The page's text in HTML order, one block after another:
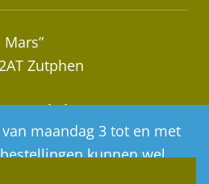
maandag 3 tot en met
kunnen wel
worden vanaf
Zutphen
winkel!
op afspraak!